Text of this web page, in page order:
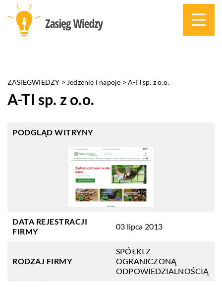
ZASIEGWIEDZY > Jedzenie i napoje >A-TI sp. z o.o.
A-TI sp. z o.o.
PODGLĄD WITRYNY
DATA REJESTRACJI
FIRMY
03 lipca 2013
RODZAJ FIRMY
SPÓŁKI Z
OGRANICZONĄ
ODPOWIEDZIALNOŚCIĄ